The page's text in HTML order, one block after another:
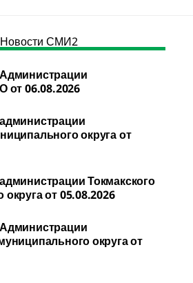
Новости СМИ2
от 06.08.2026
округа от
Токмакского
от 05.08.2026
округа от